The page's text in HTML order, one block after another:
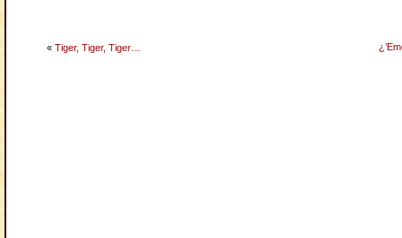
« Tiger, Tiger, Tiger…